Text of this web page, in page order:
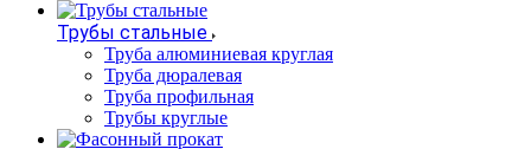
Трубы стальные
Труба алюминиевая круглая
Труба дюралевая
Труба профильная
Трубы круглые